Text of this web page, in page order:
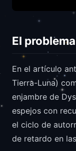
El
En el artículo
Tierra-Luna)
enjambre de
espejos con
el ciclo de
de retardo en